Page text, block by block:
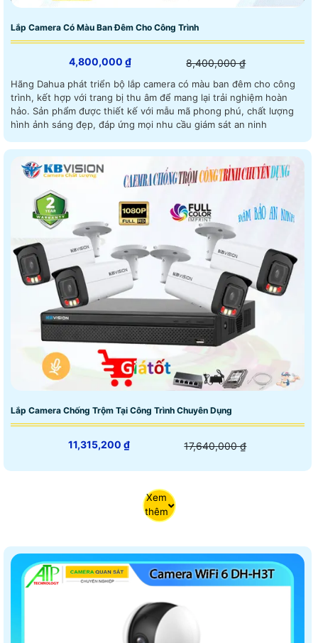
Lắp Camera Có Màu Ban Đêm Cho Công Trình
4,800,000 ₫ 8,400,000 ₫
Hãng Dahua phát triển bộ lắp camera có màu ban đêm cho công
trình, kết hợp với trang bị thu âm để mang lại trải nghiệm hoàn
hảo. Sản phẩm được thiết kế với mẫu mã phong phú, chất lượng
hình ảnh sáng đẹp, đáp ứng mọi nhu cầu giám sát an ninh
Lắp Camera Chống Trộm Tại Công Trình Chuyên Dụng
11,315,200 ₫ 17,640,000 ₫
Xem
thêm